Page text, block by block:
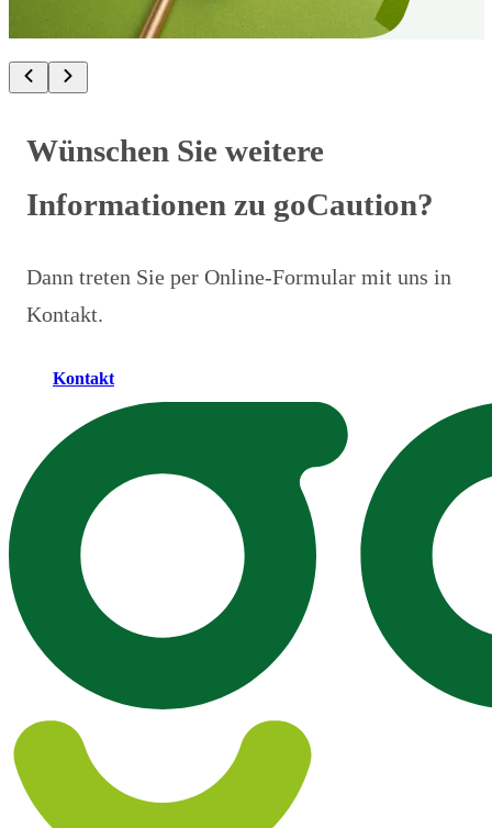
wichtigsten Tipps für Sie zusammengefasst.
Wünschen Sie weitere
Informationen zu goCaution?
Dann treten Sie per Online-Formular mit uns in
Kontakt.
Kontakt